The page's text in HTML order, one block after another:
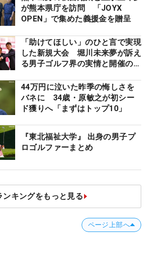
が熊本県庁を訪問 「JOYX
OPEN」で集めた義援金を贈呈
「助けてほしい」のひと言で実現
した新規大会 堀川未来夢が訴え
る男子ゴルフ界の実情と開催の舞
44万円に泣いた昨季の悔しさを
バネに 34歳・原敏之が初シー
ド獲りへ「まずはトップ10」
『東北福祉大学』 出身の男子プ
ロゴルファーまとめ
ンキングをもっと見る
ページ上部へ